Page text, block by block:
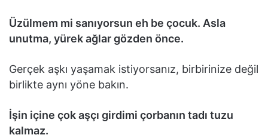
Üzülmem mi sanıyorsun eh be çocuk. Asla
unutma, yürek ağlar gözden önce.
Gerçek aşkı yaşamak istiyorsanız, birbirinize değil
birlikte aynı yöne bakın.
İşin içine çok aşçı girdimi çorbanın tadı tuzu
kalmaz.